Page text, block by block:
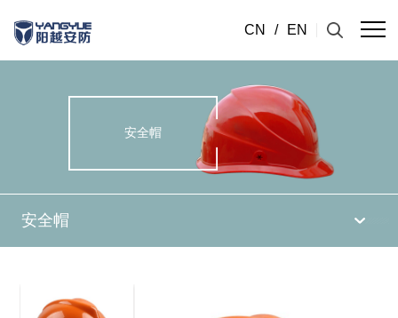
CN / EN
安全帽
安全帽